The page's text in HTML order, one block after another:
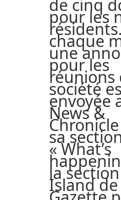
de cinq
pour les
chaque
une
pour les
réunions
société
envoyée
News &
sa
« What’s
la
Island